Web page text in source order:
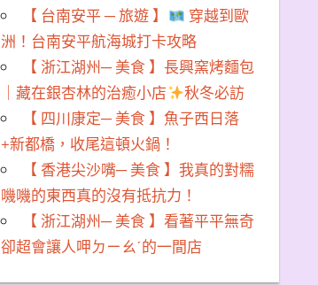
【 台南安平 ─ 旅遊 】
穿越到歐
洲！台南安平航海城打卡攻略
【 浙江湖州─ 美食 】長興窯烤麵包
｜藏在銀杏林的治癒小店
秋冬必訪
【 四川康定─ 美食 】魚子西日落
+新都橋，收尾這頓火鍋！
【 香港尖沙嘴─ 美食 】我真的對糯
嘰嘰的東西真的沒有抵抗力！
【 浙江湖州─ 美食 】看著平平無奇
卻超會讓人呷ㄉㄧㄠˊ的一間店